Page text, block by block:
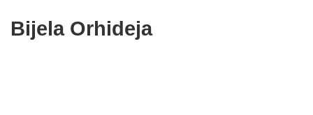
Bijela Orhideja